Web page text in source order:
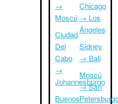
→
Moscú
Ciudad
Del
Cabo
→
Johannesburgo
Buenos
Chicago
→ Los
Ángeles
Sídney
→ Bali
Moscú
→ San